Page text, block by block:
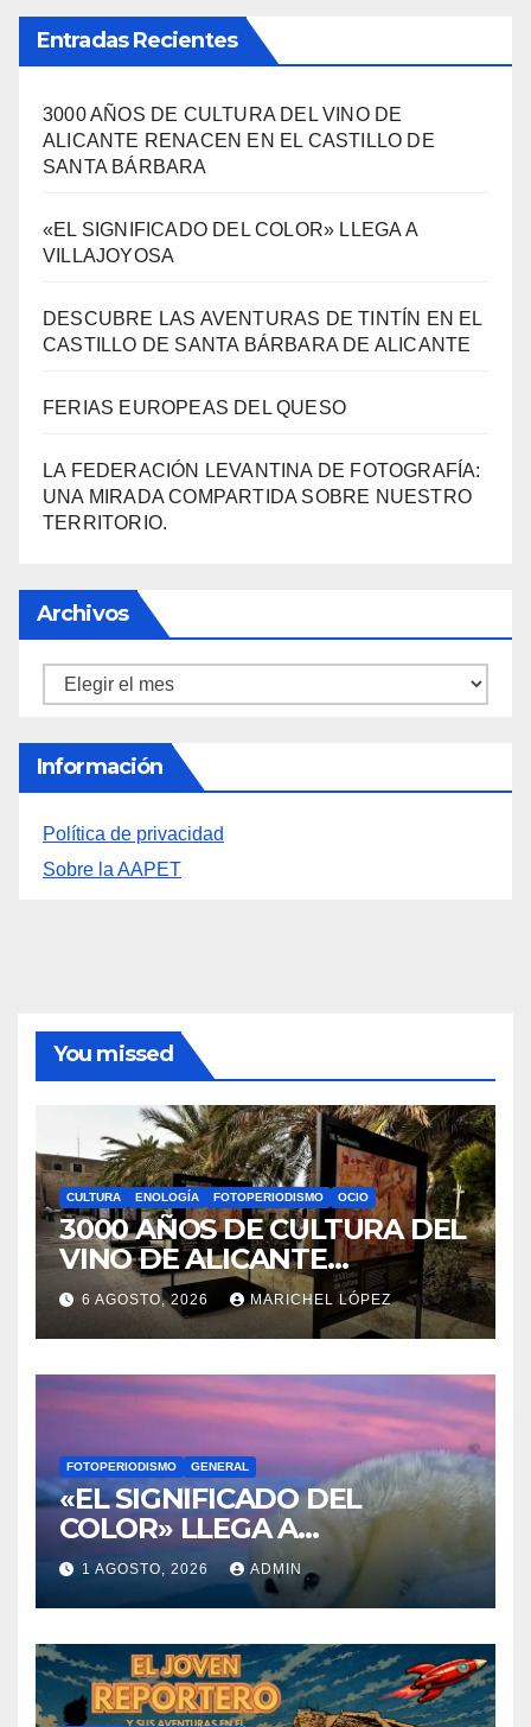
Entradas Recientes
3000 AÑOS DE CULTURA DEL VINO DE
ALICANTE RENACEN EN EL CASTILLO DE
SANTA BÁRBARA
«EL SIGNIFICADO DEL COLOR» LLEGA A
VILLAJOYOSA
DESCUBRE LAS AVENTURAS DE TINTÍN EN EL
CASTILLO DE SANTA BÁRBARA DE ALICANTE
FERIAS EUROPEAS DEL QUESO
LA FEDERACIÓN LEVANTINA DE FOTOGRAFÍA:
UNA MIRADA COMPARTIDA SOBRE NUESTRO
TERRITORIO.
Archivos
Archivos
Información
Política de privacidad
Sobre la AAPET
You missed
CULTURA ENOLOGÍA FOTOPERIODISMO OCIO
3000 AÑOS DE CULTURA DEL
VINO DE ALICANTE
RENACEN EN EL CASTILLO
DE SANTA BÁRBARA
6 AGOSTO, 2026 MARICHEL LÓPEZ
FOTOPERIODISMO GENERAL
«EL SIGNIFICADO DEL
COLOR» LLEGA A
VILLAJOYOSA
1 AGOSTO, 2026 ADMIN